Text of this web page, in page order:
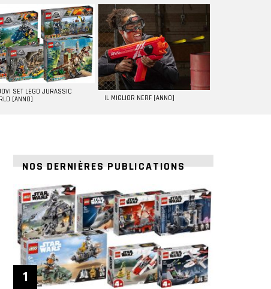
SET LEGO JURASSIC
[ANNO]
IL MIGLIOR NERF [ANNO]
NOS DERNIÈRES PUBLICATIONS